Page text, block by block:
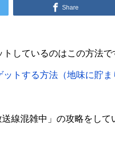
Share
しているのはこの方法で
トする方法（地味に貯ま
線混雑中」の攻略をして